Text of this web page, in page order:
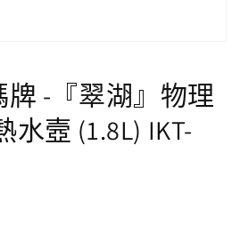
-『翠湖』物理
壼 (1.8L) IKT-